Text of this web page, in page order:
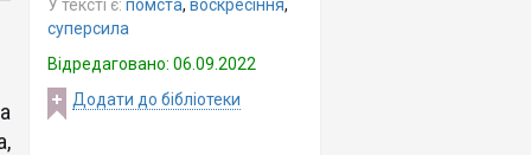
У тексті є: помста, воскресіння,
суперсила
Відредаговано: 06.09.2022
Додати до бібліотеки